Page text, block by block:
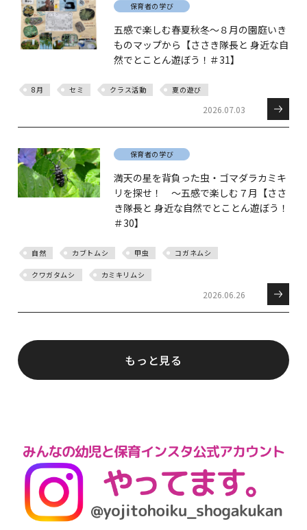
保育者の学び
五感で楽しむ春夏秋冬～８月の園庭いき
ものマップから【ささき隊長と 身近な自
然でとことん遊ぼう！＃31】
8月 セミ クラス活動 夏の遊び
2026.07.03
保育者の学び
満天の星を背負った虫・ゴマダラカミキ
リを探せ！ ～五感で楽しむ７月【ささ
き隊長と 身近な自然でとことん遊ぼう！
＃30】
自然 カブトムシ 甲虫 コガネムシ
クワガタムシ カミキリムシ
2026.06.26
もっと見る